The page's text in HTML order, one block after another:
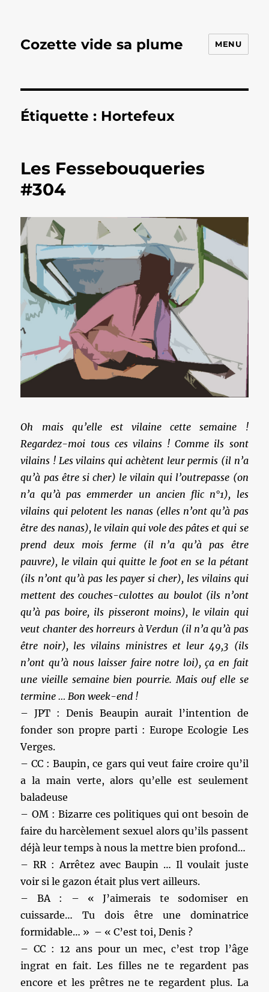
Cozette vide sa plume MENU
Étiquette : Hortefeux
Les Fessebouqueries
#304
Oh mais qu’elle est vilaine cette semaine !
Regardez-moi tous ces vilains ! Comme ils sont
vilains ! Les vilains qui achètent leur permis (il n’a
qu’à pas être si cher) le vilain qui l’outrepasse (on
n’a qu’à pas emmerder un ancien flic n°1), les
vilains qui pelotent les nanas (elles n’ont qu’à pas
être des nanas), le vilain qui vole des pâtes et qui se
prend deux mois ferme (il n’a qu’à pas être
pauvre), le vilain qui quitte le foot en se la pétant
(ils n’ont qu’à pas les payer si cher), les vilains qui
mettent des couches-culottes au boulot (ils n’ont
qu’à pas boire, ils pisseront moins), le vilain qui
veut chanter des horreurs à Verdun (il n’a qu’à pas
être noir), les vilains ministres et leur 49,3 (ils
n’ont qu’à nous laisser faire notre loi), ça en fait
une vieille semaine bien pourrie. Mais ouf elle se
termine … Bon week-end !
– JPT : Denis Beaupin aurait l’intention de
fonder son propre parti : Europe Ecologie Les
Verges.
– CC : Baupin, ce gars qui veut faire croire qu’il
a la main verte, alors qu’elle est seulement
baladeuse
– OM : Bizarre ces politiques qui ont besoin de
faire du harcèlement sexuel alors qu’ils passent
déjà leur temps à nous la mettre bien profond…
– RR : Arrêtez avec Baupin … Il voulait juste
voir si le gazon était plus vert ailleurs.
– BA : – « J’aimerais te sodomiser en
cuissarde… Tu dois être une dominatrice
formidable… » – « C’est toi, Denis ?
– CC : 12 ans pour un mec, c’est trop l’âge
ingrat en fait. Les filles ne te regardent pas
encore et les prêtres ne te regardent plus. La